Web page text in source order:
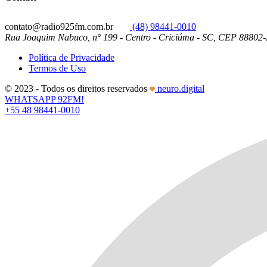
contato@radio925fm.com.br
(48) 98441-0010
Rua Joaquim Nabuco, n° 199 - Centro - Criciúma - SC, CEP
Política de Privacidade
Termos de Uso
© 2023 - Todos os direitos reservados
neuro.digital
WHATSAPP 92FM!
+55 48 98441-0010